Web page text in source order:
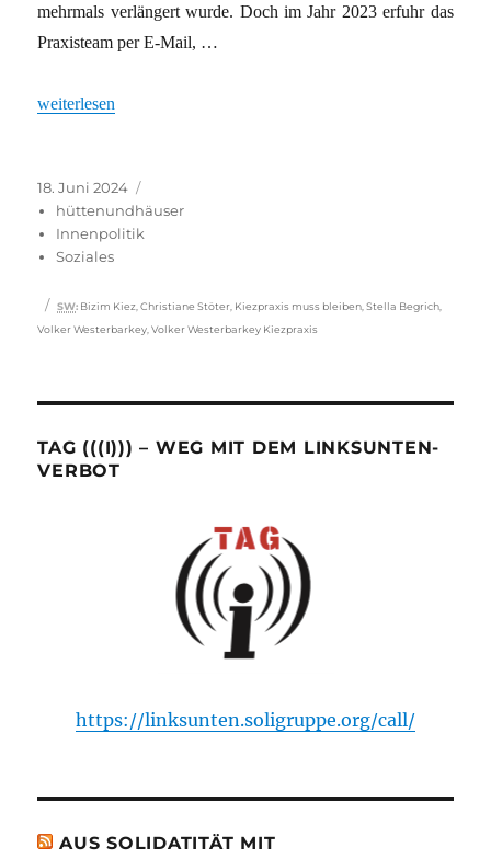
mehrmals verlängert wurde. Doch im Jahr 2023 erfuhr das
Praxisteam per E-Mail, …
„Verdrängung hat viele Gesichter“
weiterlesen
Veröffentlicht
am
18. Juni 2024
hüttenundhäuser
Innenpolitik
Soziales
Schlagwörter
SW: Bizim Kiez ,Christiane Stöter Kiezpraxis muss bleiben ,Stella Begrich
Volker Westerbarkey ,Volker Westerbarkey Kiezpraxis
TAG (((I))) – WEG MIT DEM LINKSUNTEN-
VERBOT
https://linksunten.soligruppe.org/call/
AUS SOLIDATITÄT MIT